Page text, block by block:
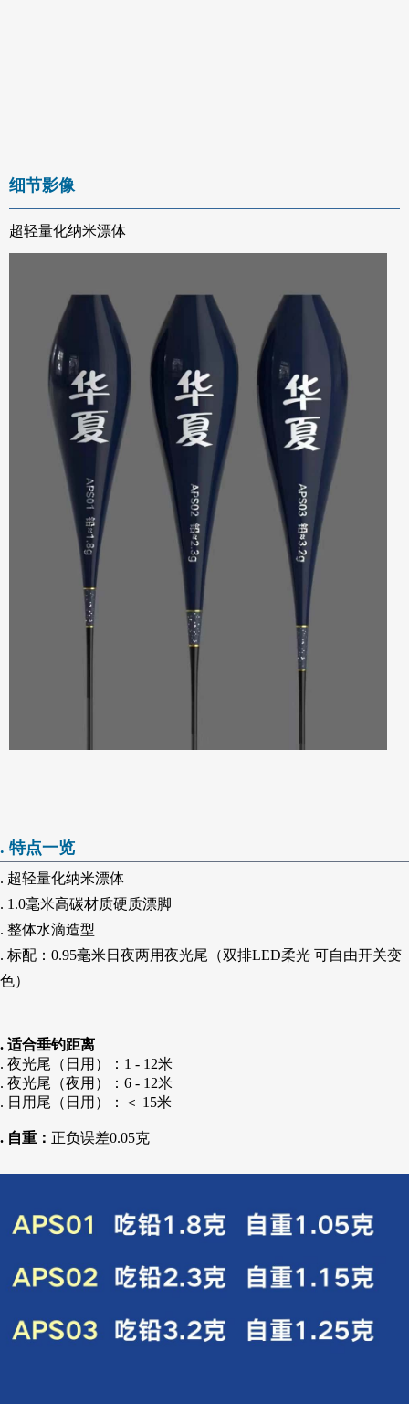
细节影像
超轻量化纳米漂体
. 特点一览
. 超轻量化纳米漂体
. 1.0毫米高碳材质硬质漂脚
. 整体水滴造型
. 标配：0.95毫米日夜两用夜光尾（双排LED柔光 可自由开关变
色）
. 适合垂钓距离
. 夜光尾（日用）：1 - 12米
. 夜光尾（夜用）：6 - 12米
. 日用尾（日用）：＜ 15米
. 自重： 正负误差0.05克